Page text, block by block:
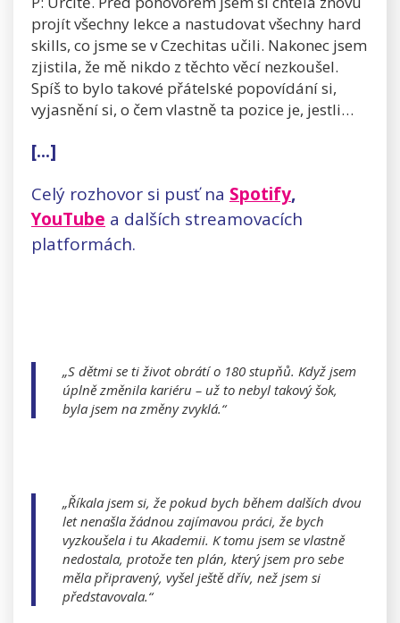
projít všechny lekce a nastudovat všechny hard
skills, co jsme se v Czechitas učili. Nakonec jsem
zjistila, že mě nikdo z těchto věcí nezkoušel.
Spíš to bylo takové přátelské popovídání si,
vyjasnění si, o čem vlastně ta pozice je, jestli…
[...]
Celý rozhovor si pusť na Spotify,
YouTube a dalších streamovacích
platformách.
„S dětmi se ti život obrátí o 180 stupňů. Když jsem
úplně změnila kariéru – už to nebyl takový šok,
byla jsem na změny zvyklá.“
„Říkala jsem si, že pokud bych během dalších dvou
let nenašla žádnou zajímavou práci, že bych
vyzkoušela i tu Akademii. K tomu jsem se vlastně
nedostala, protože ten plán, který jsem pro sebe
měla připravený, vyšel ještě dřív, než jsem si
představovala.“